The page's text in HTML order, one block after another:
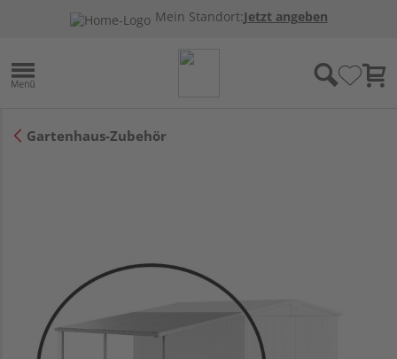
Mein Standort:Jetzt angeben
Gartenhaus-Zubehör